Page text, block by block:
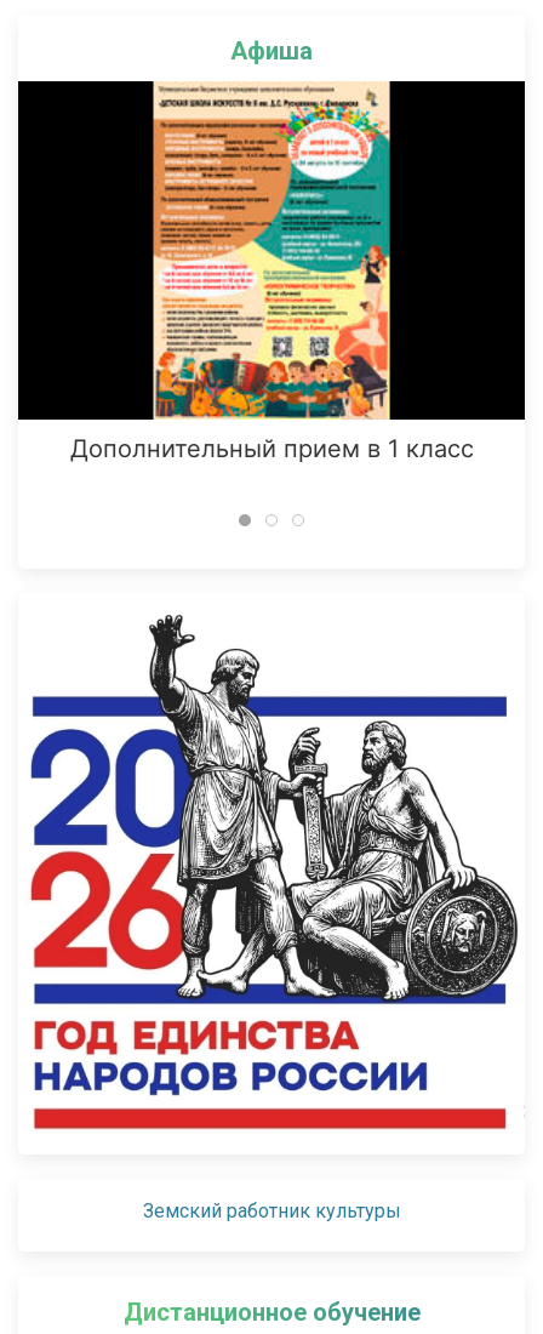
Афиша
Дополнительный прием в 1 класс
Земский работник культуры
Дистанционное обучение